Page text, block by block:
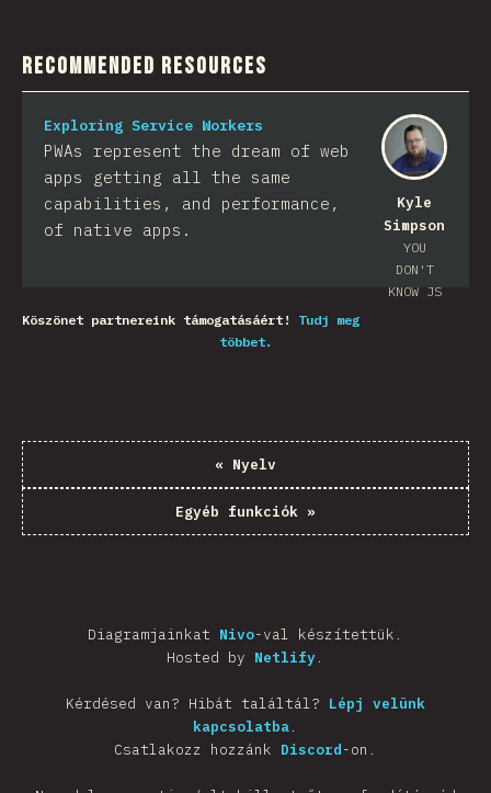
Recommended Resources
Kyle
Simpson
YOU
DON'T
KNOW JS
Exploring Service Workers
PWAs represent the dream of web
apps getting all the same
capabilities, and performance,
of native apps.
Köszönet partnereink támogatásáért!
Tudj meg
többet.
« Nyelv
Egyéb funkciók »
Diagramjainkat Nivo-val készítettük.
Hosted by Netlify.
Kérdésed van? Hibát találtál? Lépj velünk
kapcsolatba.
Csatlakozz hozzánk Discord-on.